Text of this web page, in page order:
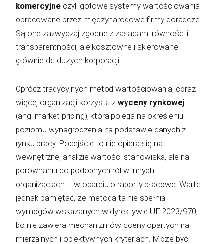
komercyjne czyli gotowe systemy wartościowania
opracowane przez międzynarodowe firmy doradcze.
Są one zazwyczaj zgodne z zasadami równości i
transparentności, ale kosztowne i skierowane
głównie do dużych korporacji.
Oprócz tradycyjnych metod wartościowania, coraz
więcej organizacji korzysta zwyceny rynkowej
(ang. market pricing), która polega na określeniu
poziomu wynagrodzenia na podstawie danych z
rynku pracy. Podejście to nie opiera się na
wewnętrznej analizie wartości stanowiska, ale na
porównaniu do podobnych ról w innych
organizacjach – w oparciu o raporty płacowe. Warto
jednak pamiętać, że metoda ta nie spełnia
wymogów wskazanych w dyrektywie UE 2023/970,
bo nie zawiera mechanizmów oceny opartych na
mierzalnych i obiektywnych kryteriach. Może być